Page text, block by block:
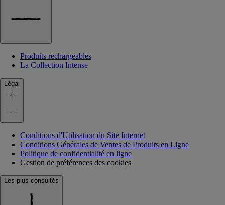
Produits rechargeables
La Collection Intense
Légal
Conditions d'Utilisation du Site Internet
Conditions Générales de Ventes de Produits en Ligne
Politique de confidentialité en ligne
Gestion de préférences des cookies
Les plus consultés